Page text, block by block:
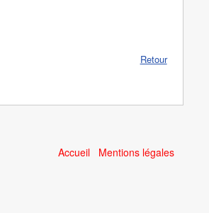
Retour
Accueil Mentions légales